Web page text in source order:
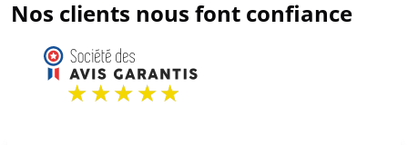
Nos clients nous font confiance